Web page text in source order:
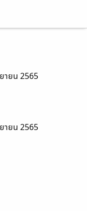
ายน 2565
ายน 2565